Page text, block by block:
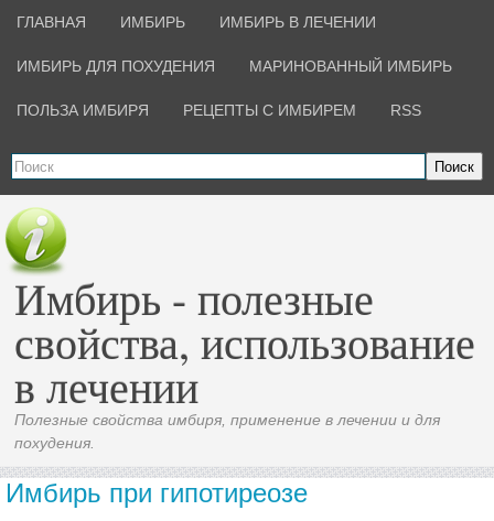
ГЛАВНАЯ ИМБИРЬ ИМБИРЬ В ЛЕЧЕНИИ
ИМБИРЬ ДЛЯ ПОХУДЕНИЯ МАРИНОВАННЫЙ ИМБИРЬ
ПОЛЬЗА ИМБИРЯ РЕЦЕПТЫ С ИМБИРЕМ RSS
Поиск
Имбирь - полезные
свойства, использование
в лечении
Полезные свойства имбиря, применение в лечении и для
похудения.
Имбирь при гипотиреозе